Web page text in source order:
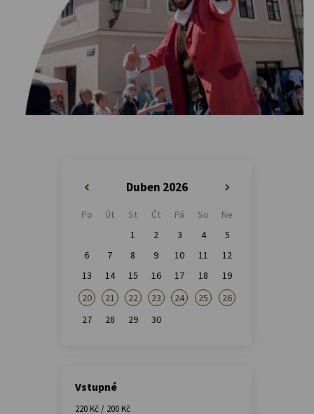
Duben 2026
Po Út St Čt Pá So
Ne
1
2 3 4
5
6
7 8 9 10 11
12
13
14 15 16 17 18
19
20
21 22 23 24 25
26
27
28 29 30
Vstupné
220 Kč / 200 Kč